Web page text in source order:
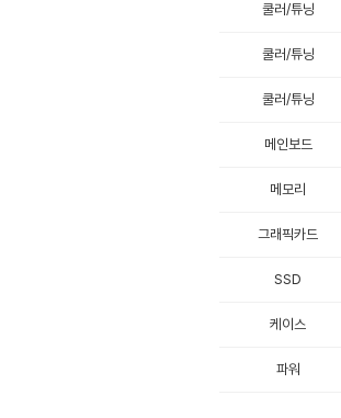
쿨러/튜닝
쿨러/튜닝
쿨러/튜닝
메인보드
메모리
그래픽카드
SSD
케이스
파워